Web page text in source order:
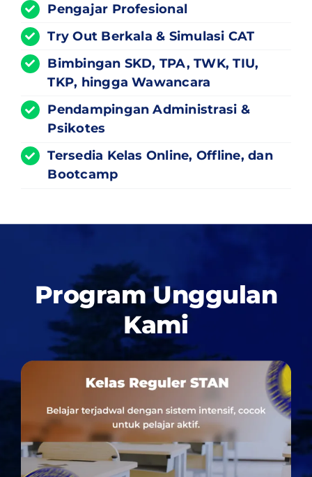
Pengajar Profesional
Try Out Berkala & Simulasi CAT
Bimbingan SKD, TPA, TWK, TIU,
TKP, hingga Wawancara
Pendampingan Administrasi &
Psikotes
Tersedia Kelas Online, Offline, dan
Bootcamp
Program Unggulan
Kami